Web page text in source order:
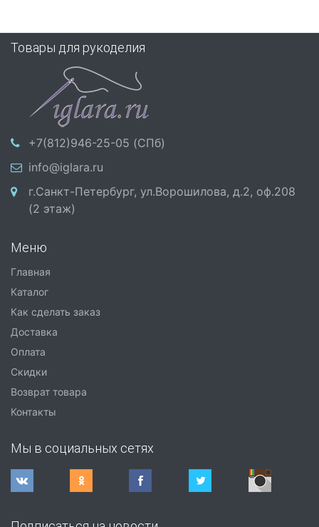
Товары для рукоделия
+7(812)946-25-05 (СПб)
info@iglara.ru
г.Санкт-Петербург, ул.Ворошилова, д.2, оф.208
(2 этаж)
Меню
Главная
Каталог
Как сделать заказ
Доставка
Оплата
Скидки
Возврат товара
Контакты
Мы в социальных сетях